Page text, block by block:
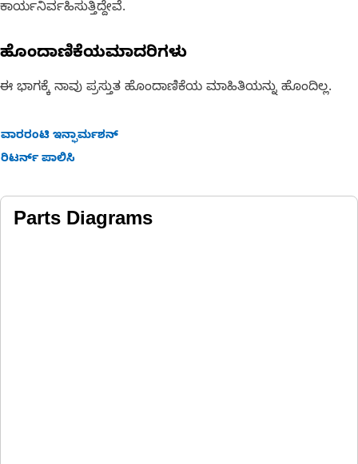
ಕಾರ್ಯನಿರ್ವಹಿಸುತ್ತಿದ್ದೇವೆ.
ಹೊಂದಾಣಿಕೆಯಮಾದರಿಗಳು
ಈ ಭಾಗಕ್ಕೆ ನಾವು ಪ್ರಸ್ತುತ ಹೊಂದಾಣಿಕೆಯ ಮಾಹಿತಿಯನ್ನು ಹೊಂದಿಲ್ಲ.
ವಾರರಂಟಿ ಇನ್ಫಾರ್ಮಶನ್
ರಿಟರ್ನ್ ಪಾಲಿಸಿ
Parts Diagrams